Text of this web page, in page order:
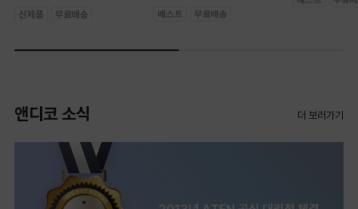
앤디코 소식 더 보러가기